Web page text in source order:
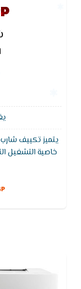
يتميز تكييف شارب
خاصية التشغيل
على هواء